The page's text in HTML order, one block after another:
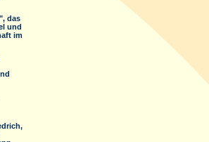
das
und
im